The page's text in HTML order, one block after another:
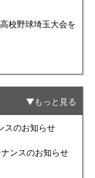
校野球埼玉大会を
もっと見る
スのお知らせ
ンスのお知らせ